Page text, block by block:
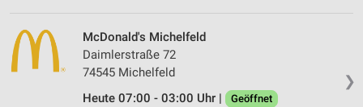
❯
McDonald's Michelfeld
Daimlerstraße 72
74545 Michelfeld
Heute 07:00 - 03:00 Uhr |
Geöffnet